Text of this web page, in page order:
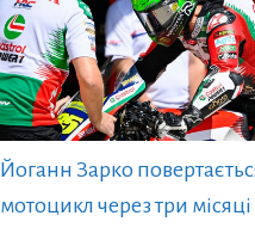
Йоганн Зарко
мотоцикл через три місяці